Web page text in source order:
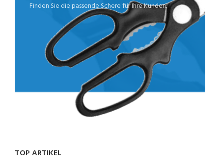
Finden Sie die passende Schere für Ihre Kunden.
TOP ARTIKEL